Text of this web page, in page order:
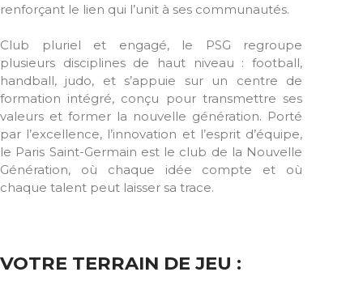
renforçant le lien qui l’unit à ses communautés.
Club pluriel et engagé, le PSG regroupe
plusieurs disciplines de haut niveau : football,
handball, judo, et s’appuie sur un centre de
formation intégré, conçu pour transmettre ses
valeurs et former la nouvelle génération. Porté
par l’excellence, l’innovation et l’esprit d’équipe,
le Paris Saint-Germain est le club de la Nouvelle
Génération, où chaque idée compte et où
chaque talent peut laisser sa trace.
VOTRE TERRAIN DE JEU :